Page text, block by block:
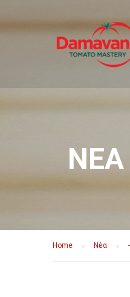
ΝΈΑ
Home Νέα